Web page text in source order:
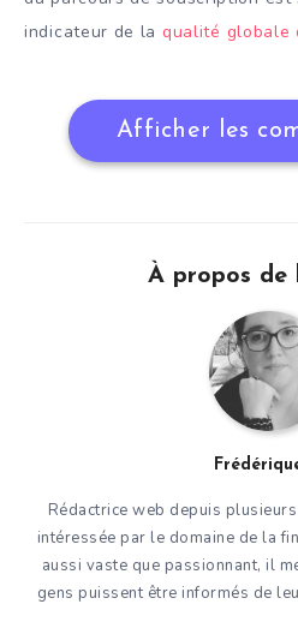
indicateur de la qualité globale
Afficher les
À propos de
Rédactrice web depuis
intéressée par le domaine de la
aussi vaste que passionnant, il
gens puissent être informés de